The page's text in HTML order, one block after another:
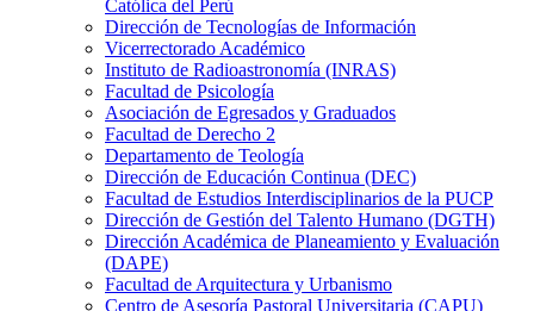
Católica del Perú
Dirección de Tecnologías de Información
Vicerrectorado Académico
Instituto de Radioastronomía (INRAS)
Facultad de Psicología
Asociación de Egresados y Graduados
Facultad de Derecho 2
Departamento de Teología
Dirección de Educación Continua (DEC)
Facultad de Estudios Interdisciplinarios de la PUCP
Dirección de Gestión del Talento Humano (DGTH)
Dirección Académica de Planeamiento y Evaluación
(DAPE)
Facultad de Arquitectura y Urbanismo
Centro de Asesoría Pastoral Universitaria (CAPU)